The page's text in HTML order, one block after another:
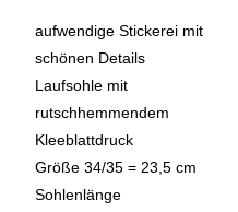
aufwendige Stickerei mit
schönen Details
Laufsohle mit
rutschhemmendem
Kleeblattdruck
Größe 34/35 = 23,5 cm
Sohlenlänge